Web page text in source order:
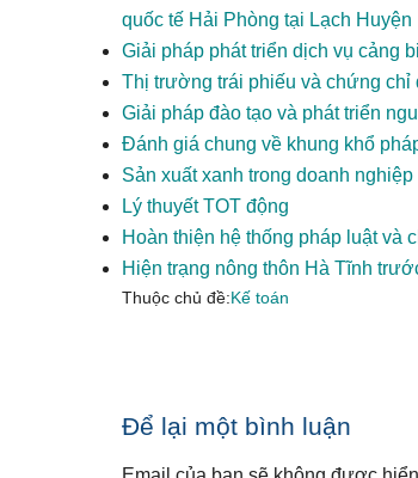
quốc tế Hải Phòng tại Lạch Huyện
Giải pháp phát triển dịch vụ cảng
Thị trường trái phiếu và chứng chỉ
Giải pháp đào tạo và phát triển
Đánh giá chung về khung khổ
Sản xuất xanh trong doanh nghiệp
Lý thuyết TOT động
Hoàn thiện hệ thống pháp luật và
Hiện trạng nông thôn Hà Tĩnh
Thuộc chủ đề:Kế toán
Reader
Interactions
Để lại một bình luận